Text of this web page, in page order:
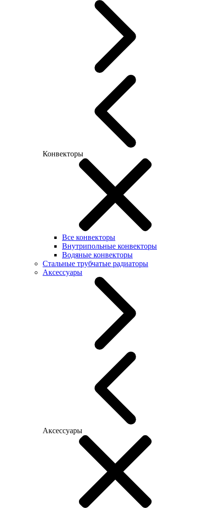
Конвекторы
Все конвекторы
Внутрипольные конвекторы
Водяные конвекторы
Стальные трубчатые радиаторы
Аксессуары
Аксессуары